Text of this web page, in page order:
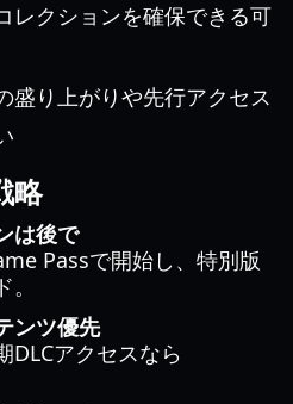
レクションを確保できる可
盛り上がりや先行アクセス
略
は後で
Passで開始し、特別版
ンツ優先
DLCアクセスなら